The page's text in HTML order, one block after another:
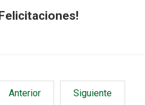
Anterior Siguiente